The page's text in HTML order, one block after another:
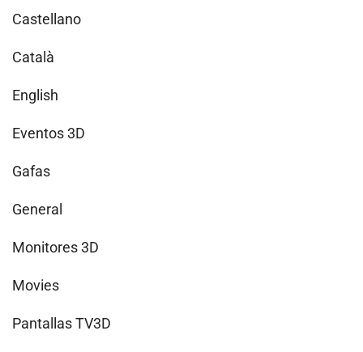
Castellano
Català
English
Eventos 3D
Gafas
General
Monitores 3D
Movies
Pantallas TV3D